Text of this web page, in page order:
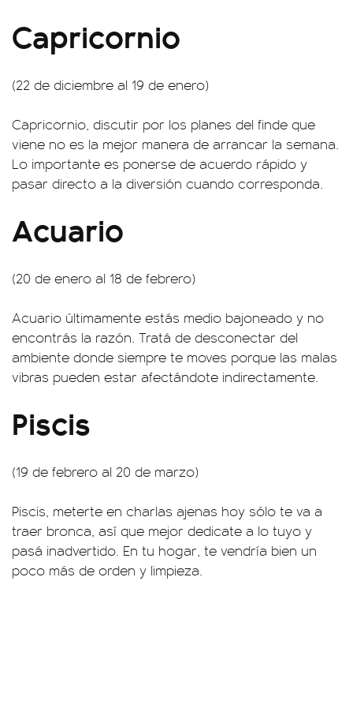
Capricornio
(22 de diciembre al 19 de enero)
Capricornio, discutir por los planes del finde que
viene no es la mejor manera de arrancar la semana.
Lo importante es ponerse de acuerdo rápido y
pasar directo a la diversión cuando corresponda.
Acuario
(20 de enero al 18 de febrero)
Acuario últimamente estás medio bajoneado y no
encontrás la razón. Tratá de desconectar del
ambiente donde siempre te moves porque las malas
vibras pueden estar afectándote indirectamente.
Piscis
(19 de febrero al 20 de marzo)
Piscis, meterte en charlas ajenas hoy sólo te va a
traer bronca, así que mejor dedicate a lo tuyo y
pasá inadvertido. En tu hogar, te vendría bien un
poco más de orden y limpieza.